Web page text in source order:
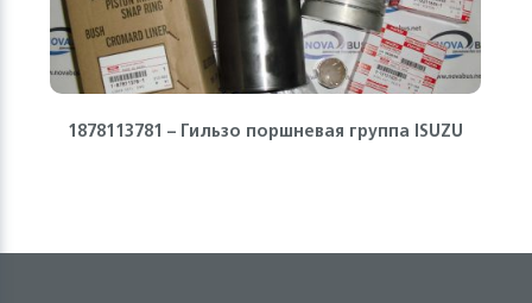
1878113781 – Гильзо поршневая группа ISUZU